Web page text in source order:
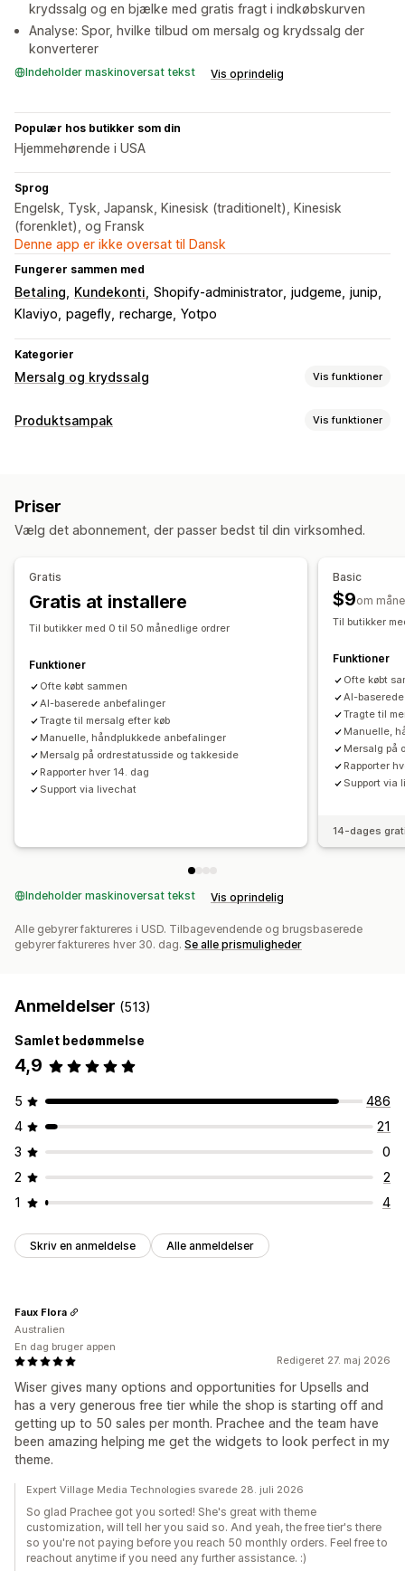
krydssalg og en bjælke med gratis fragt i indkøbskurven
Analyse: Spor, hvilke tilbud om mersalg og krydssalg der
konverterer
Indeholder maskinoversat tekst Vis oprindelig
Populær hos butikker som din
Hjemmehørende i USA
Sprog
Engelsk, Tysk, Japansk, Kinesisk (traditionelt), Kinesisk
(forenklet), og Fransk
Denne app er ikke oversat til Dansk
Fungerer sammen med
Betaling Kundekonti Shopify-administrator judgeme junip
Klaviyo pagefly recharge Yotpo
Kategorier
Mersalg og krydssalg Vis funktioner
Tilpasning
Fastgjort indkøbskurv
Tilpasset CSS Tilpasset HTML Multivaluta
Flere sprog
Tilbud og anbefalinger
Ofte købt sammen
A/B-test Klikrater Konverteringsrater
Anbefalet ydeevne
Ydeevne af tragt
Produktsampak Vis funktioner
Engrospakker
Ofte købt sammen Relaterede produkter
Abonnementer
Dynamiske priser
Priser
Vælg det abonnement, der passer bedst til din virksomhed.
Gratis
Gratis at installere
Til butikker med 0 til 50 månedlige ordrer
Funktioner
Ofte købt sammen
AI-baserede anbefalinger
Tragte til mersalg efter køb
Manuelle, håndplukkede anbefalinger
Mersalg på ordrestatusside og takkeside
Rapporter hver 14. dag
Support via livechat
Basic
$9om
Til butikker
Funktioner
Ofte købt
AI-
Tragte til
Manuelle,
Mersalg på
Rapporter
Support via
14-dages
Indeholder maskinoversat tekst Vis oprindelig
Alle gebyrer faktureres i USD. Tilbagevendende og brugsbaserede
gebyrer faktureres hver 30. dag. Se alle prismuligheder
Anmeldelser (513)
Samlet bedømmelse
4,9
5
486
4
21
3
0
2
2
1
4
Skriv en anmeldelse Alle anmeldelser
Redigeret 27. maj 2026
Wiser gives many options and opportunities for Upsells and
has a very generous free tier while the shop is starting off and
getting up to 50 sales per month. Prachee and the team have
been amazing helping me get the widgets to look perfect in my
theme.
Faux Flora
Australien
En dag bruger appen
Expert Village Media Technologies svarede 28. juli 2026
So glad Prachee got you sorted! She's great with theme
customization, will tell her you said so. And yeah, the free tier's there
so you're not paying before you reach 50 monthly orders. Feel free to
reachout anytime if you need any further assistance. :)